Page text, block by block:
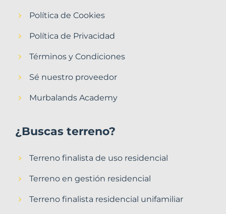
Política de Cookies
Política de Privacidad
Términos y Condiciones
Sé nuestro proveedor
Murbalands Academy
¿Buscas terreno?
Terreno finalista de uso residencial
Terreno en gestión residencial
Terreno finalista residencial unifamiliar